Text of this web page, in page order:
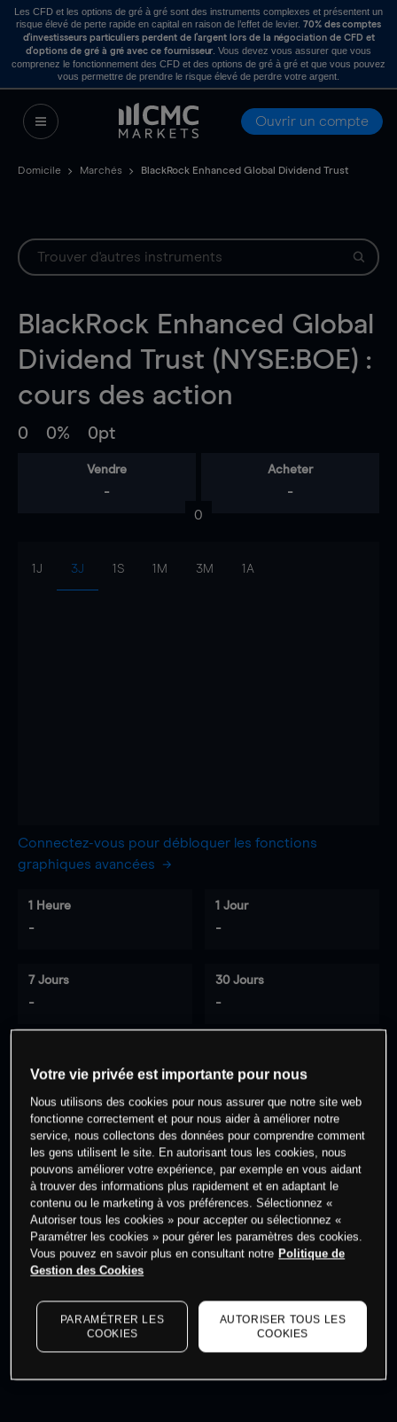
Les CFD et les options de gré à gré sont des instruments complexes et présentent un
risque élevé de perte rapide en capital en raison de l’effet de levier. 70% des comptes
d’investisseurs particuliers perdent de l’argent lors de la négociation de CFD et
d’options de gré à gré avec ce fournisseur . Vous devez vous assurer que vous
comprenez le fonctionnement des CFD et des options de gré à gré et que vous pouvez
vous permettre de prendre le risque élevé de perdre votre argent.
Ouvrir un compte
Domicile Marchés BlackRock Enhanced Global Dividend Trust
BlackRock Enhanced Global
Dividend Trust (NYSE:BOE) :
cours des action
0 0% 0pt
Vendre
-
Acheter
-
0
1J 3J 1S 1M 3M 1A
Connectez-vous pour débloquer les fonctions
graphiques avancées
1 Heure
-
1 Jour
-
7 Jours
-
30 Jours
-
0% des clients ont une position à
cet actif
Commencez à trader
Les prix sont indicatifs.
market data
Votre vie privée est importante pour nous
Nous utilisons des cookies pour nous assurer que notre site web
fonctionne correctement et pour nous aider à améliorer notre
service, nous collectons des données pour comprendre comment
les gens utilisent le site. En autorisant tous les cookies, nous
pouvons améliorer votre expérience, par exemple en vous aidant
à trouver des informations plus rapidement et en adaptant le
contenu ou le marketing à vos préférences. Sélectionnez «
Autoriser tous les cookies » pour accepter ou sélectionnez «
Paramétrer les cookies » pour gérer les paramètres des cookies.
Vous pouvez en savoir plus en consultant notre Politique de
Gestion des Cookies
PARAMÉTRER LES
COOKIES
AUTORISER TOUS LES
COOKIES